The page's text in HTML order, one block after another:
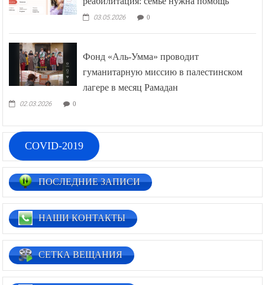
03.05.2026 0
Фонд «Аль-Умма» проводит
гуманитарную миссию в палестинском
лагере в месяц Рамадан
02.03.2026 0
COVID-2019
ПОСЛЕДНИЕ ЗАПИСИ
НАШИ КОНТАКТЫ
СЕТКА ВЕЩАНИЯ